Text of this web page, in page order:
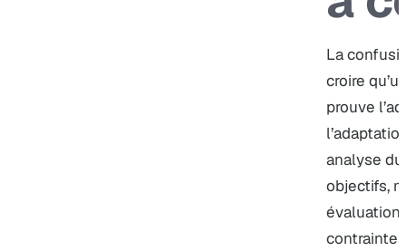
La
croire
prouve
analyse
objectifs,